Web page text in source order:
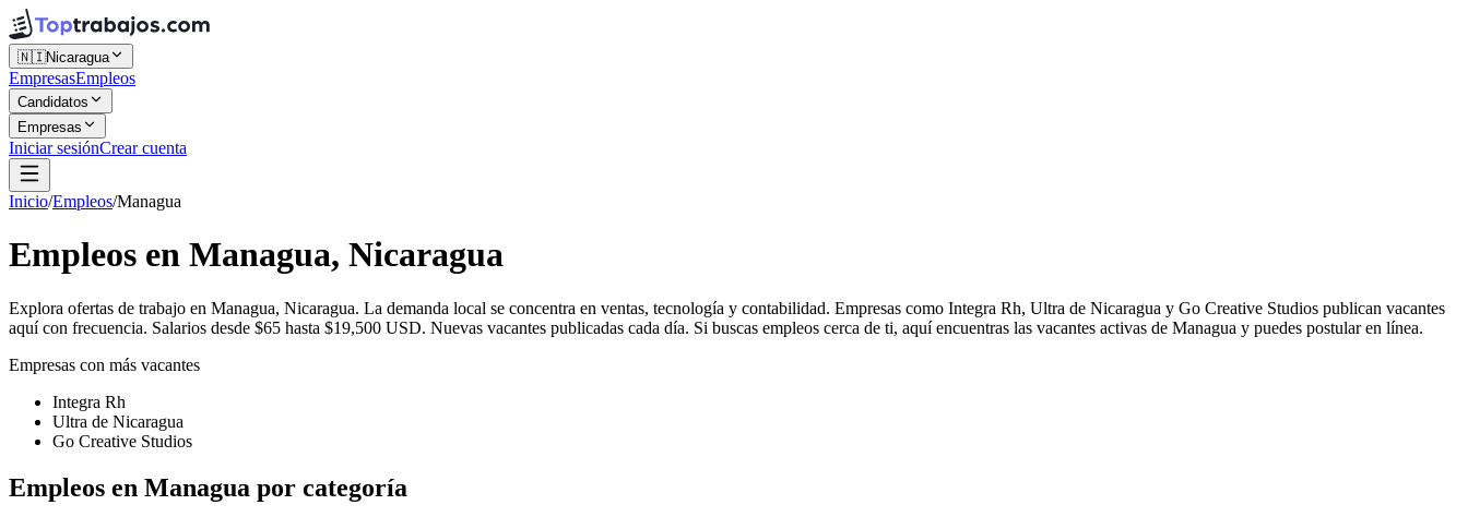
🇳🇮Nicaragua
EmpresasEmpleos
Candidatos
Empresas
Iniciar sesiónCrear cuenta
Inicio/Empleos/Managua
Empleos en Managua, Nicaragua
Explora ofertas de trabajo en Managua, Nicaragua. La demanda local se concentra en ventas, tecnología y contabilidad. Empresas como Integra Rh, Ultra de Nicaragua y Go Creative Studios publican vacantes
aquí con frecuencia. Salarios desde $65 hasta $19,500 USD. Nuevas vacantes publicadas cada día. Si buscas empleos cerca de ti, aquí encuentras las vacantes activas de Managua y puedes postular en línea.
Empresas con más vacantes
Integra Rh
Ultra de Nicaragua
Go Creative Studios
Empleos en Managua por categoría